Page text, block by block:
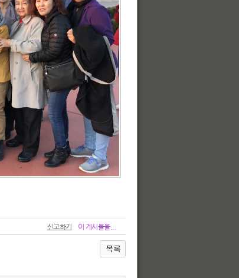
신고하기 이 게시물을...